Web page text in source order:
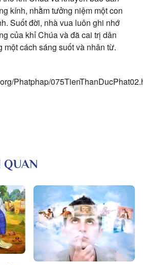
kính, nhằm tưởng niệm một con
Suốt đời, nhà vua luôn ghi nhớ
của khỉ Chúa và đã cai trị dân
một cách sáng suốt và nhân từ.
Phatphap/
QUAN